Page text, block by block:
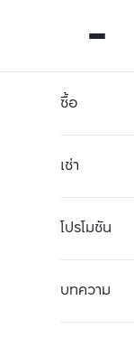
ซื้อ
เช่า
โปรโมชัน
บทความ